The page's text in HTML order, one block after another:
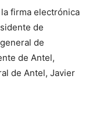
firma electrónica
de
de
de Antel,
de Antel, Javier